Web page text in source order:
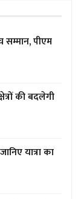
सम्मान, पीएम
की बदलेगी
यात्रा का